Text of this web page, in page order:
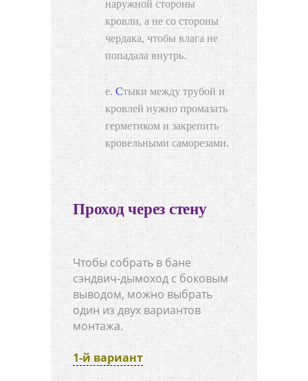
наружной стороны
кровли, а не со стороны
чердака, чтобы влага не
попадала внутрь.
Стыки между трубой и
кровлей нужно промазать
герметиком и закрепить
кровельными саморезами.
Проход через стену
Чтобы собрать в бане
сэндвич-дымоход с боковым
выводом, можно выбрать
один из двух вариантов
монтажа.
1-й вариант